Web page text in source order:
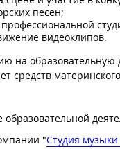
песен;
видеоклипов.
на образовательную
средств
"Студия